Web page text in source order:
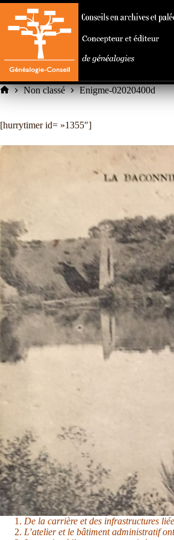
Passer
contenu
Accueil
Non classé Enigme-02020400d
[hurrytimer id= »1355″]
De la carrière et des infrastructures
L’atelier et le bâtiment administratif